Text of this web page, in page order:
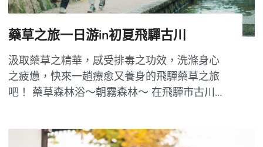
藥草之旅一日游in初夏飛驒古川
汲取藥草之精華，感受排毒之功效，洗滌身心
之疲憊，快來一趟療愈又養身的飛驒藥草之旅
吧！ 藥草森林浴～朝霧森林～ 在飛驒市古川町
霧飄渺恍如仙境的清晨還是漏下絲絲光纖的更